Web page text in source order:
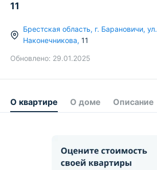
11
Брестская область, г. Барановичи, ул.
Наконечникова, 11
Обновлено: 29.01.2025
О квартире О доме Описание